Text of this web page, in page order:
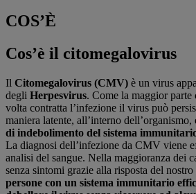
COS’È
Cos’è il citomegalovirus
Il Citomegalovirus (CMV) è un virus
degli Herpesvirus. Come la maggior parte
volta contratta l’infezione il virus può
maniera latente, all’interno dell’organismo,
di indebolimento del sistema
La diagnosi dell’infezione da CMV viene
analisi del sangue. Nella maggioranza dei
senza sintomi grazie alla risposta del
persone con un sistema immunitario